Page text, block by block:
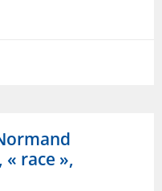
race »,